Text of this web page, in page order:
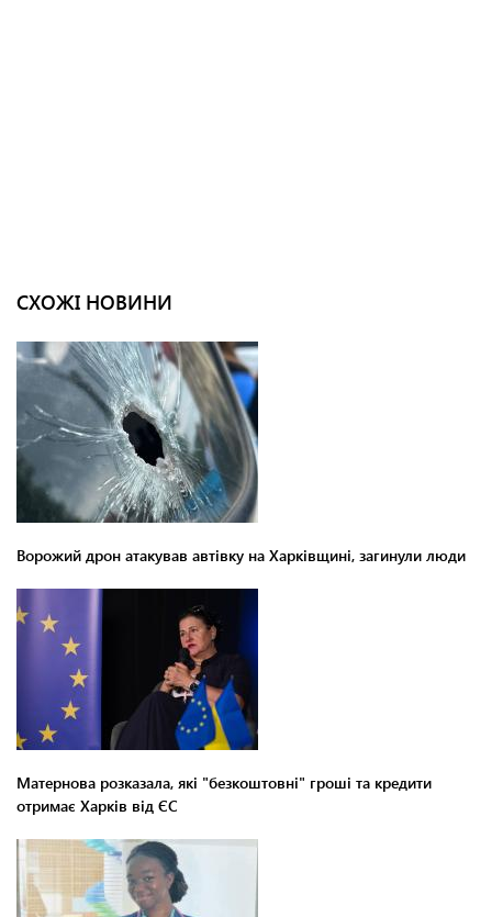
СХОЖІ НОВИНИ
Ворожий дрон атакував автівку на Харківщині, загинули люди
Матернова розказала, які "безкоштовні" гроші та кредити
отримає Харків від ЄС